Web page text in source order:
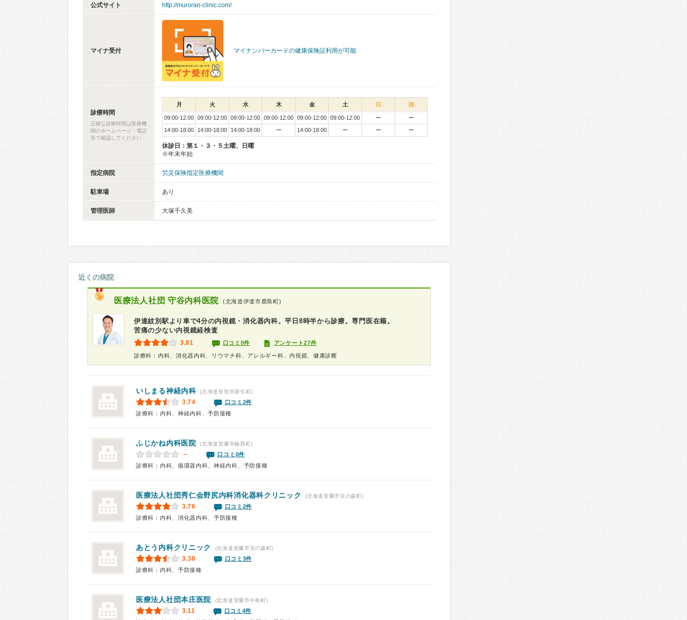
公式サイト http://muroran-clinic.com/
マイナ受付 マイナンバーカードの健康保険証利用が可能
診療時間
正確な診療時間は医療機
関のホームページ・電話
等で確認してください
月 火 水 木 金 土 日 祝
09:00-12:00 09:00-12:00 09:00-12:00 09:00-12:00 09:00-12:00 09:00-12:00 ー
ー
14:00-18:00
14:00-18:00 14:00-18:00 ー 14:00-18:00 ー ー ー
休診日：第１・３・５土曜、日曜
※年末年始
指定病院 労災保険指定医療機関
駐車場 あり
管理医師 大塚千久美
近くの病院
医療法人社団 守谷内科医院 (北海道伊達市鹿島町)
伊達紋別駅より車で4分の内視鏡・消化器内科。平日8時半から診療。専門医在籍。
苦痛の少ない内視鏡経検査
3.81 口コミ0件 アンケート27件
診療科：内科、消化器内科、リウマチ科、アレルギー科、内視鏡、健康診断
いしまる神経内科 (北海道登別市新生町)
3.74
口コミ2件
診療科：内科、神経内科、予防接種
ふじかね内科医院 (北海道室蘭市輪西町)
－
口コミ0件
診療科：内科、循環器内科、神経内科、予防接種
医療法人社団秀仁会野尻内科消化器科クリニック (北海道室蘭市宮の森町)
3.76
口コミ2件
診療科：内科、消化器内科、予防接種
あとう内科クリニック (北海道室蘭市宮の森町)
3.38
口コミ3件
診療科：内科、予防接種
医療法人社団本庄医院 (北海道室蘭市中島町)
3.11
口コミ4件